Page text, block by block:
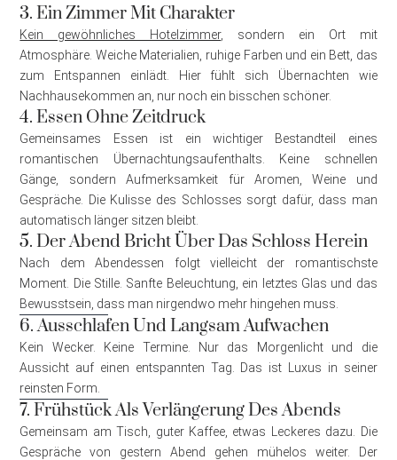
3. Ein Zimmer Mit Charakter
Kein gewöhnliches Hotelzimmer, sondern ein Ort mit
Atmosphäre. Weiche Materialien, ruhige Farben und ein Bett, das
zum Entspannen einlädt. Hier fühlt sich Übernachten wie
Nachhausekommen an, nur noch ein bisschen schöner.
4. Essen Ohne Zeitdruck
Gemeinsames Essen ist ein wichtiger Bestandteil eines
romantischen Übernachtungsaufenthalts. Keine schnellen
Gänge, sondern Aufmerksamkeit für Aromen, Weine und
Gespräche. Die Kulisse des Schlosses sorgt dafür, dass man
automatisch länger sitzen bleibt.
5. Der Abend Bricht Über Das Schloss Herein
Nach dem Abendessen folgt vielleicht der romantischste
Moment. Die Stille. Sanfte Beleuchtung, ein letztes Glas und das
Bewusstsein, dass man nirgendwo mehr hingehen muss.
6. Ausschlafen Und Langsam Aufwachen
Kein Wecker. Keine Termine. Nur das Morgenlicht und die
Aussicht auf einen entspannten Tag. Das ist Luxus in seiner
reinsten Form.
7. Frühstück Als Verlängerung Des Abends
Gemeinsam am Tisch, guter Kaffee, etwas Leckeres dazu. Die
Gespräche von gestern Abend gehen mühelos weiter. Der